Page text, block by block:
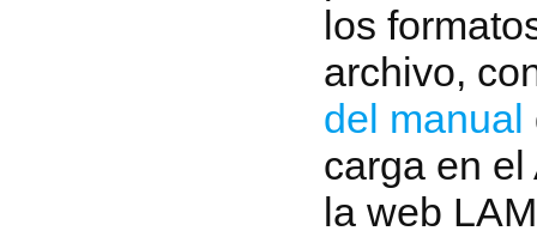
los
archivo,
del manual
carga en
la web